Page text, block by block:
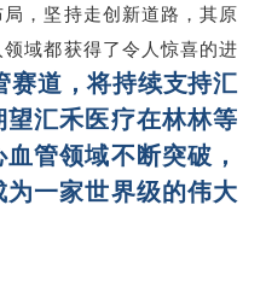
，坚持走创新道路，其原
域都获得了令人惊喜的进
赛道，将持续支持汇
汇禾医疗在林林等
管领域不断突破，
一家世界级的伟大